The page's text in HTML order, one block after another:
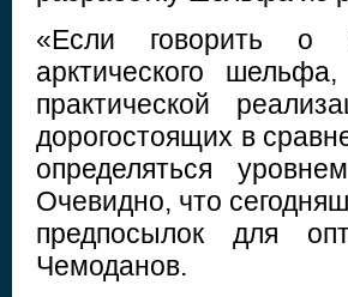
«Если говорить о
арктического
практической
дорогостоящих в
определяться
Очевидно, что
предпосылок для
Чемоданов.